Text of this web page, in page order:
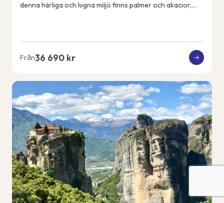
denna härliga och lugna miljö finns palmer och akacior,
Från36 690 kr